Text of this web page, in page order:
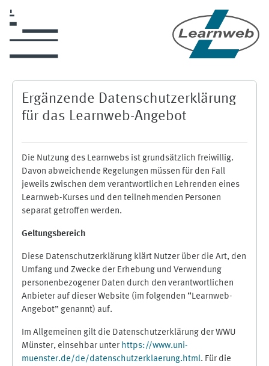
Ergänzende Datenschutzerklärung
für das Learnweb-Angebot
Die Nutzung des Learnwebs ist grundsätzlich freiwillig.
Davon abweichende Regelungen müssen für den Fall
jeweils zwischen dem verantwortlichen Lehrenden eines
Learnweb-Kurses und den teilnehmenden Personen
separat getroffen werden.
Geltungsbereich
Diese Datenschutzerklärung klärt Nutzer über die Art, den
Umfang und Zwecke der Erhebung und Verwendung
personenbezogener Daten durch den verantwortlichen
Anbieter auf dieser Website (im folgenden “Learnweb-
Angebot” genannt) auf.
Im Allgemeinen gilt die Datenschutzerklärung der WWU
Münster, einsehbar unter https://www.uni-
muenster.de/de/datenschutzerklaerung.html. Für die